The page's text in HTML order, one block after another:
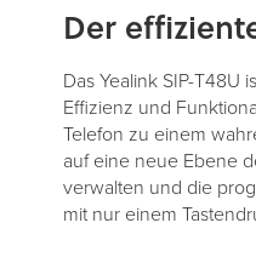
Anfang
der
Bildergalerie
springen
Der
Das Yealink SIP-T48U
Effizienz und
Telefon zu einem
auf eine neue Ebene
verwalten und die
mit nur einem